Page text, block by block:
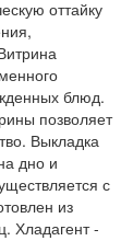
оттайку
блюд.
позволяет
Выкладка
дно и
с
из
Хладагент -